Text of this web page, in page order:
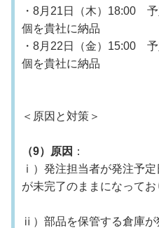
・8月21日（木）18:00
個を貴社に納品
・8月22日（金）15:00
個を貴社に納品
＜原因と対策＞
（9）原因 ：
ⅰ）発注担当者が発注予
が未完了のままになってお
ⅱ）部品を保管する倉庫